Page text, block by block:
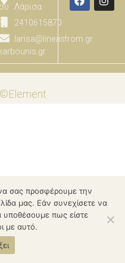
Λάρισα
2410615870
larisa@lineastrom.gr
σας προσφέρουμε την
μας. Εάν συνεχίσετε να
υποθέσουμε πως είστε
με αυτό.